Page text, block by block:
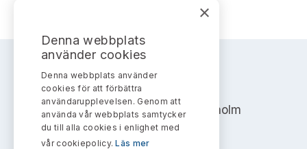
Ledamöter
Huvudmän
Verksamhetsberättelser
Uttalanden sorterade ämnesvis
Sök uttalanden
Avgifter
Prenumerera
Bildarkiv
Kontakt angående ansökningar och uttalanden
Kontakt administrativa ärenden
AKTIEMARKNADSNÄMNDEN
Address: Box 7354, 103 90 Stockholm
info@aktiemarknadsnamnden.se
×
Denna webbplats
använder cookies
Denna webbplats använder
cookies för att förbättra
användarupplevelsen. Genom att
använda vår webbplats samtycker
du till alla cookies i enlighet med
vår cookiepolicy.Läs mer